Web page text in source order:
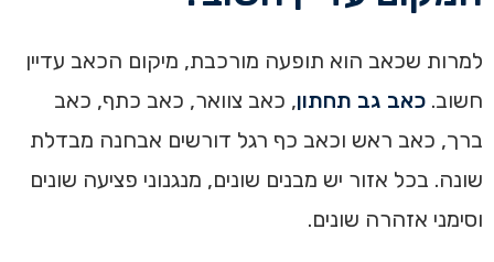
למרות שכאב הוא תופעה מורכבת, מיקום הכאב עדיין
חשוב. כאב גב תחתון, כאב צוואר, כאב כתף, כאב
ברך, כאב ראש וכאב כף רגל דורשים אבחנה מבדלת
שונה. בכל אזור יש מבנים שונים, מנגנוני פציעה שונים
וסימני אזהרה שונים.